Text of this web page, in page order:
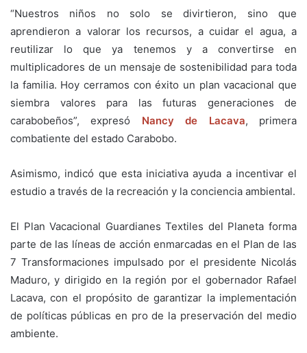
“Nuestros niños no solo se divirtieron, sino que
aprendieron a valorar los recursos, a cuidar el agua, a
reutilizar lo que ya tenemos y a convertirse en
multiplicadores de un mensaje de sostenibilidad para toda
la familia. Hoy cerramos con éxito un plan vacacional que
siembra valores para las futuras generaciones de
carabobeños”, expresó
Nancy de Lacava, primera
combatiente del estado Carabobo.
Asimismo, indicó que esta iniciativa ayuda a incentivar el
estudio a través de la recreación y la conciencia ambiental.
El Plan Vacacional Guardianes Textiles del Planeta forma
parte de las líneas de acción enmarcadas en el Plan de las
7 Transformaciones impulsado por el presidente Nicolás
Maduro, y dirigido en la región por el gobernador Rafael
Lacava, con el propósito de garantizar la implementación
de políticas públicas en pro de la preservación del medio
ambiente.